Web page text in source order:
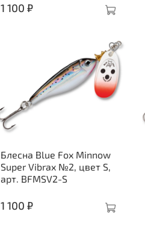
1 100 ₽
Блесна Blue Fox Minnow
Super Vibrax №2, цвет S,
арт. BFMSV2-S
1 100 ₽